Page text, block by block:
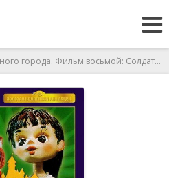
Фильм восьмой: Солдаты-садоводы